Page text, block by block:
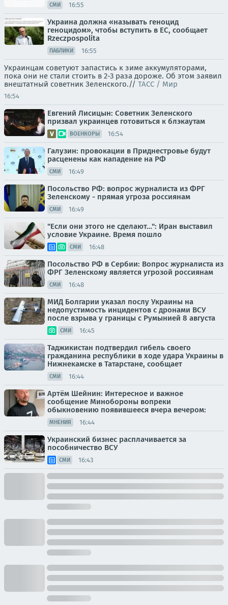
СМИ 16:55
Украина должна «называть геноцид
геноцидом», чтобы вступить в ЕС, сообщает
Rzeczpospolita
ПАБЛИКИ 16:55
Украинцам советуют запастись к зиме аккумуляторами,
пока они не стали стоить в 2-3 раза дороже. Об этом заявил
внештатный советник Зеленского.// ТАСС / Мир
16:54
Евгений Лисицын: Советник Зеленского
призвал украинцев готовиться к блэкаутам
ВОЕНКОРЫ 16:54
Галузин: провокации в Приднестровье будут
расценены как нападение на РФ
СМИ 16:49
Посольство РФ: вопрос журналиста из ФРГ
Зеленскому - прямая угроза россиянам
СМИ 16:49
"Если они этого не сделают…": Иран выставил
условие Украине. Время пошло
СМИ 16:48
Посольство РФ в Сербии: Вопрос журналиста из
ФРГ Зеленскому является угрозой россиянам
СМИ 16:48
МИД Болгарии указал послу Украины на
недопустимость инцидентов с дронами ВСУ
после взрыва у границы с Румынией 8 августа
СМИ 16:45
Таджикистан подтвердил гибель своего
гражданина республики в ходе удара Украины в
Нижнекамске в Татарстане, сообщает
СМИ 16:44
Артём Шейнин: Интересное и важное
сообщение Минобороны вопреки
обыкновению появившееся вчера вечером:
МНЕНИЯ 16:44
Украинский бизнес расплачивается за
пособничество ВСУ
СМИ 16:43